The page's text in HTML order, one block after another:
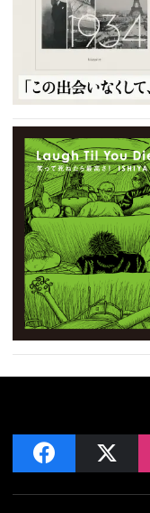
facebook